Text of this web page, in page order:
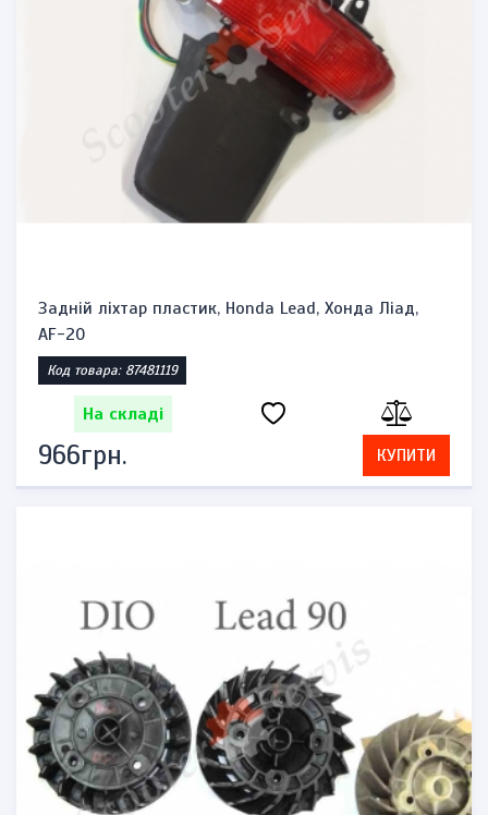
Задній ліхтар пластик, Honda Lead, Хонда Ліад,
AF-20
Код товара: 87481119
На складі
966грн. КУПИТИ